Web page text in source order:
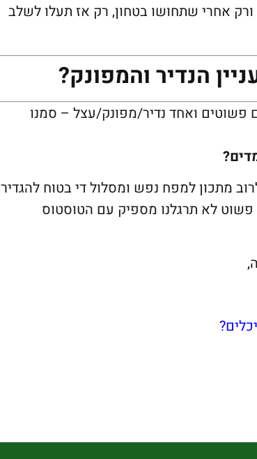
אחרי שתחושו בטחון, רק אז תעלו לשלב
הנדיר והמפונק?
שלוש. הווה אומר, תגדלו 3 צמחים פשוטים ואחד נדיר/מפונק/עצל – סמנו
מתכון למפח נפש ומסלול די בטוח להגדיר
לא תרגלנו מספיק עם הטוסטוס